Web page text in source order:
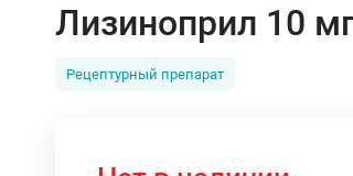
Лизиноприл 10
Рецептурный препарат